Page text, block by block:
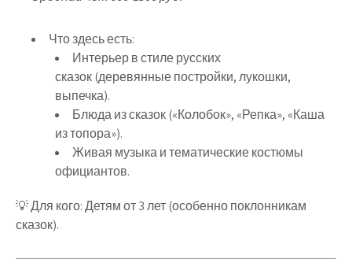
Что здесь есть:
Интерьер в стиле русских
сказок(деревянные постройки, лукошки,
выпечка).
Блюда из сказок(«Колобок», «Репка», «Каша
из топора»).
Живая музыка и тематические костюмы
официантов.
💡Для кого:Детям от 3 лет(особенно поклонникам
сказок).